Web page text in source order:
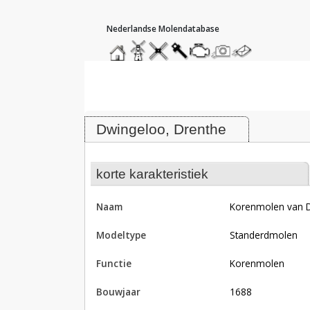
hoofdmenu
homemolendatabase
roedendatabase
assendatabase
motorendatabase
stuur
een
stuur
een
Dwingeloo, Drenthe
korte karakteristiek
naam Korenmolen van
modeltype Standerdmolen
functie korenmolen
bouwjaar 1688